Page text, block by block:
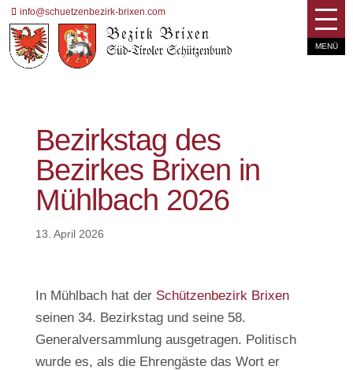
info@schuetzenbezirk-brixen.com
Bezirkstag des
Bezirkes Brixen in
Mühlbach 2026
13. April 2026
In Mühlbach hat der Schützenbezirk Brixen
seinen 34. Bezirkstag und seine 58.
Generalversammlung ausgetragen. Politisch
wurde es, als die Ehrengäste das Wort er